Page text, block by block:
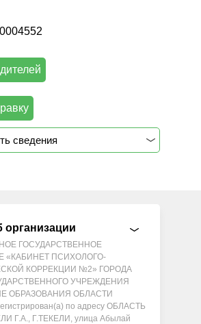
сведения
организации
ГОСУДАРСТВЕННОЕ
«КАБИНЕТ ПСИХОЛОГО-
КОРРЕКЦИИ №2» ГОРОДА
УЧРЕЖДЕНИЯ
ОБРАЗОВАНИЯ ОБЛАСТИ
Г.А., Г.ТЕКЕЛИ, улица Абылай